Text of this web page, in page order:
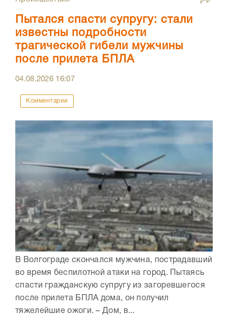
Пытался спасти супругу: стали
известны подробности
трагической гибели мужчины
после прилета БПЛА
04.08.2026 16:07
Комментарии
В Волгограде скончался мужчина, пострадавший
во время беспилотной атаки на город. Пытаясь
спасти гражданскую супругу из загоревшегося
после прилета БПЛА дома, он получил
тяжелейшие ожоги. – Дом, в...